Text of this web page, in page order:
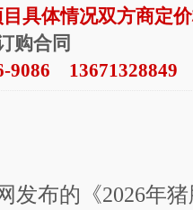
体情况双方商定
购合同
9086 13671328849
布的《2026年猪